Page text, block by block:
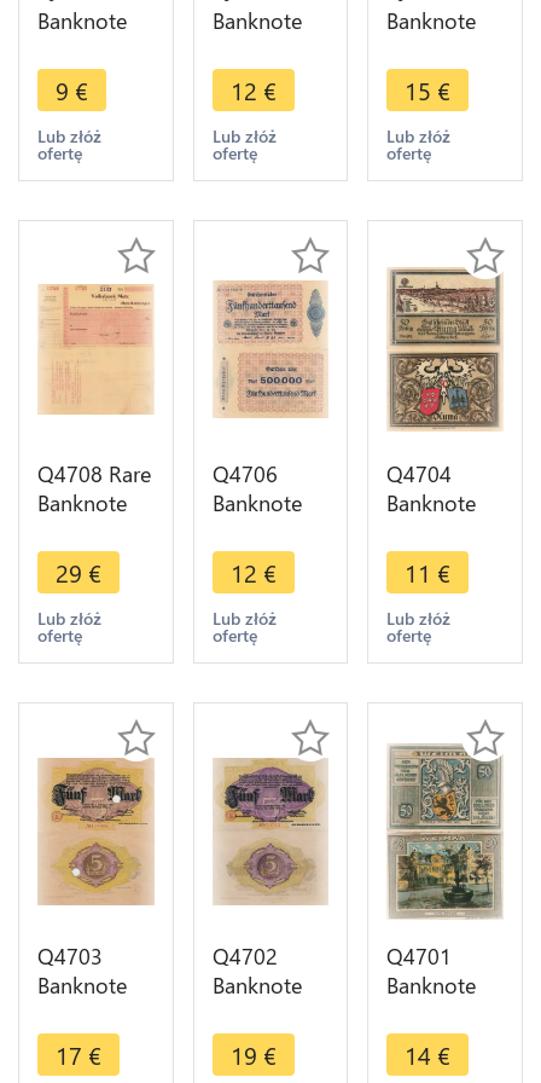
Banknote
Landkreis
Gelsenkirchen
Stadt
100000
Notgeld
9 €
Lub złóż
ofertę
Banknote
Bingen Am
Rhein 500
Millionen
Mark 1923
Offer
12 €
Lub złóż
ofertę
Banknote
Bingen Am
Rhein Stadt
100000
Mark 1923
15 €
Lub złóż
ofertę
Q4708 Rare
Banknote
Metz Bank
Check
Volksbank
Reichsmark
AU
29 €
Lub złóż
ofertę
Q4706
Banknote
Des Kreises
Arhweiler
500 000
Mark 1923
Offer
12 €
Lub złóż
ofertę
Q4704
Banknote
Der Stadt
Huma 50
Pfennig
1921
- Make
11 €
Lub złóż
ofertę
Q4703
Banknote
Altona
Stadt 5
17 €
Q4702
Banknote
Altona
Stadt 5
19 €
Q4701
Banknote
Schillerhaus
Weimar 50
14 €